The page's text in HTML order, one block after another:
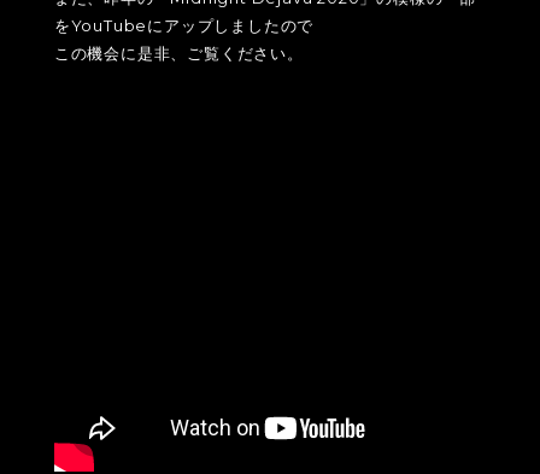
をYouTubeにアップしましたので
この機会に是非、ご覧ください。